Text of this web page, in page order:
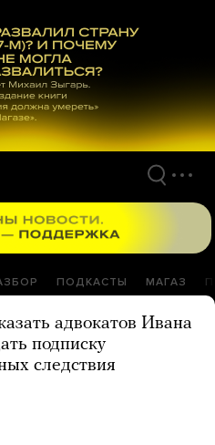
ПОДКАСТЫ МАГАЗ
адвокатов Ивана
подписку
следствия